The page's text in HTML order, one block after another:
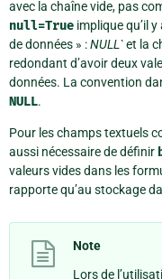
avec la chaîne vide, pas
null=True implique qu’il
de données » :NULL`et la
redondant d’avoir deux
données. La convention
NULL.
Pour les champs textuels
aussi nécessaire de définir
valeurs vides dans les
rapporte qu’au stockage
Note
Lors de